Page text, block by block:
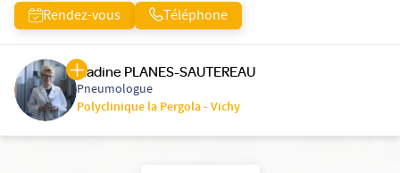
Rendez-vous Téléphone
Nadine PLANES-SAUTEREAU
Pneumologue
Polyclinique la Pergola - Vichy